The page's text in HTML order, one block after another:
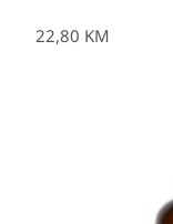
22,80 KM